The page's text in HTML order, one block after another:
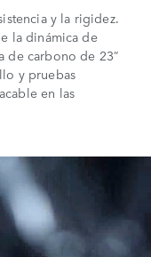
y la rigidez.
la dinámica de
de carbono de 23”
y pruebas
en las